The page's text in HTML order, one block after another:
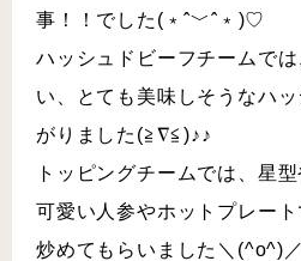
事！！でした(﹡ˆ﹀ˆ﹡)♡
ハッシュドビーフチームで
い、とても美味しそうなハ
がりました(≧∇≦)♪♪
トッピングチームでは、星
可愛い人参やホットプレー
炒めてもらいました＼(^o^)